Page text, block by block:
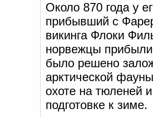
Около 870 года у
прибывший с
викинга Флоки
норвежцы
было решено
арктической
охоте на тюленей
подготовке к зиме.